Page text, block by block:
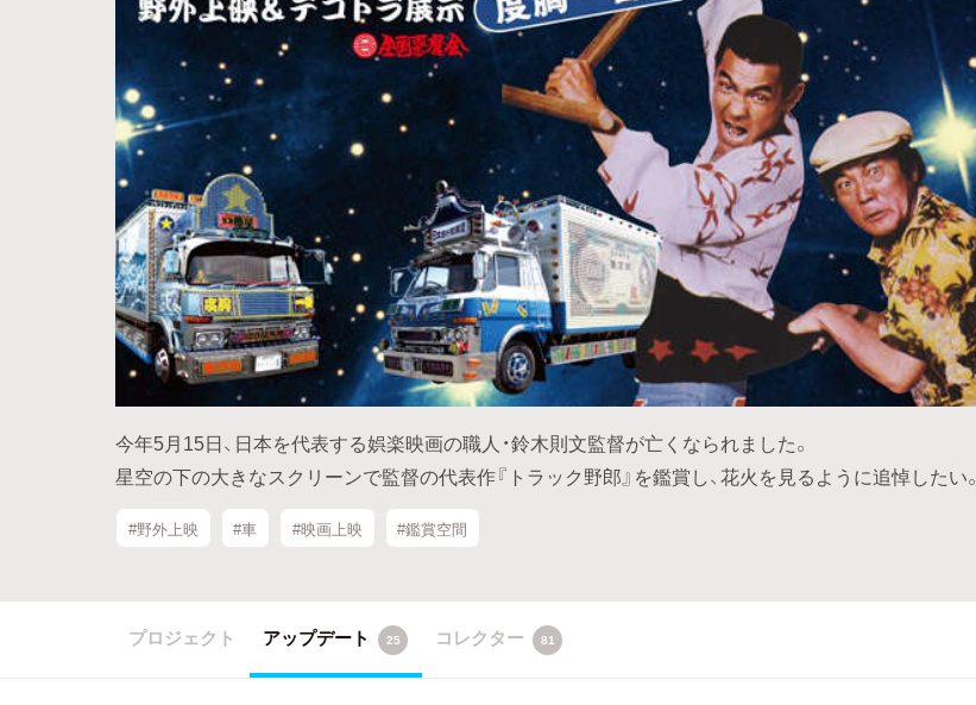
今年5月15日、日本を代表する娯楽映画の職人・鈴木則文監督が亡くなられました。
星空の下の大きなスクリーンで監督の代表作『トラック野郎』を鑑賞し、花火を見るように追悼したい。
#野外上映 #車 #映画上映 #鑑賞空間
プロジェクト アップデート 25 コレクター 81